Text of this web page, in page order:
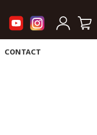
CONTACT